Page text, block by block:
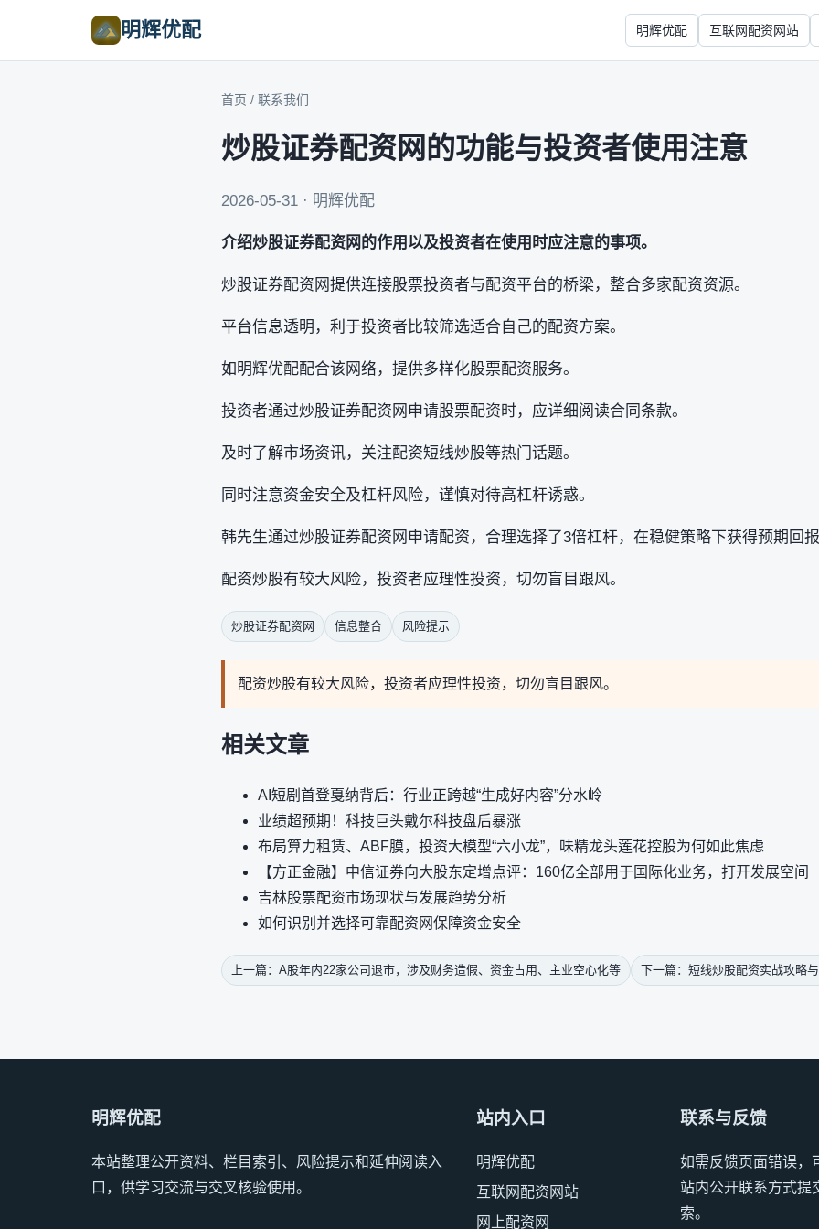
明辉优配 明辉优配 互联网配资网站
首页 / 联系我们
炒股证券配资网的功能与投资者使用注意
2026-05-31 · 明辉优配
介绍炒股证券配资网的作用以及投资者在使用时应注意的事项。
炒股证券配资网提供连接股票投资者与配资平台的桥梁，整合多家配资资源。
平台信息透明，利于投资者比较筛选适合自己的配资方案。
如明辉优配配合该网络，提供多样化股票配资服务。
投资者通过炒股证券配资网申请股票配资时，应详细阅读合同条款。
及时了解市场资讯，关注配资短线炒股等热门话题。
同时注意资金安全及杠杆风险，谨慎对待高杠杆诱惑。
韩先生通过炒股证券配资网申请配资，合理选择了3倍杠杆，在稳健策略下获得预期回
配资炒股有较大风险，投资者应理性投资，切勿盲目跟风。
炒股证券配资网 信息整合 风险提示
配资炒股有较大风险，投资者应理性投资，切勿盲目跟风。
相关文章
AI短剧首登戛纳背后：行业正跨越“生成好内容”分水岭
业绩超预期！科技巨头戴尔科技盘后暴涨
布局算力租赁、ABF膜，投资大模型“六小龙”，味精龙头莲花控股为何如此焦虑
【方正金融】中信证券向大股东定增点评：160亿全部用于国际化业务，打开发展空间
吉林股票配资市场现状与发展趋势分析
如何识别并选择可靠配资网保障资金安全
上一篇：A股年内22家公司退市，涉及财务造假、资金占用、主业空心化等 下一篇：短线炒股配资实战攻略
明辉优配
本站整理公开资料、栏目索引、风险提示和延伸阅读入
口，供学习交流与交叉核验使用。
站内入口
明辉优配
互联网配资网站
网上配资网
联系与反馈
如需反馈页面错误，
站内公开联系方式提
索。